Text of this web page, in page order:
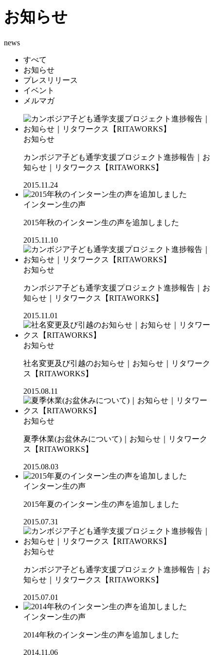
お知らせ
news
すべて
お知らせ
プレスリリース
イベント
メルマガ
お知らせ
カンボジア子ども通学支援プロジェクト進捗報告｜お
知らせ｜リタワークス【RITAWORKS】
2015.11.24
インターン生の声
2015年秋のインターン生の声を追加しました
2015.11.10
お知らせ
カンボジア子ども通学支援プロジェクト進捗報告｜お
知らせ｜リタワークス【RITAWORKS】
2015.11.01
お知らせ
社名変更及び引越のお知らせ｜お知らせ｜リタワーク
ス【RITAWORKS】
2015.08.11
お知らせ
夏季休業(お盆休みについて)｜お知らせ｜リタワーク
ス【RITAWORKS】
2015.08.03
インターン生の声
2015年夏のインターン生の声を追加しました
2015.07.31
お知らせ
カンボジア子ども通学支援プロジェクト進捗報告｜お
知らせ｜リタワークス【RITAWORKS】
2015.07.01
インターン生の声
2014年秋のインターン生の声を追加しました
2014.11.06